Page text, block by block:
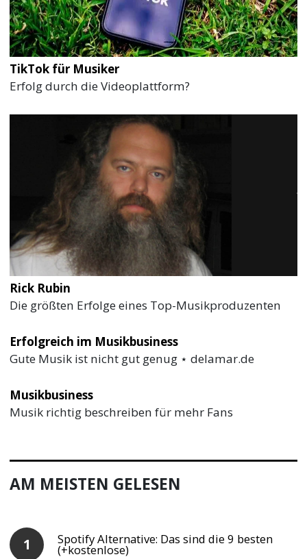
TikTok für Musiker
Erfolg durch die Videoplattform?
Rick Rubin
Die größten Erfolge eines Top-Musikproduzenten
Erfolgreich im Musikbusiness
Gute Musik ist nicht gut genug ⋆ delamar.de
Musikbusiness
Musik richtig beschreiben für mehr Fans
AM MEISTEN GELESEN
Spotify Alternative: Das sind die 9 besten
(+kostenlose)